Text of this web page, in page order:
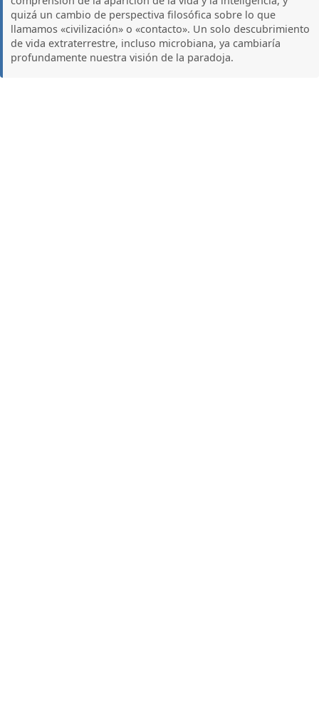
quizá un cambio de perspectiva filosófica sobre lo que
llamamos «civilización» o «contacto». Un solo descubrimiento
de vida extraterrestre, incluso microbiana, ya cambiaría
profundamente nuestra visión de la paradoja.